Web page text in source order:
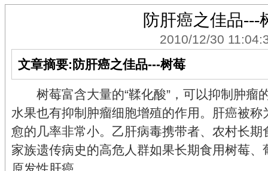
防肝癌之佳品---
2010/12/30
文章摘要:防肝癌之佳品---树莓
树莓富含大量的“鞣化酸”，可以抑制肿瘤
水果也有抑制肿瘤细胞增殖的作用。肝癌被称
愈的几率非常小。乙肝病毒携带者、农村长
家族遗传病史的高危人群如果长期食用树莓